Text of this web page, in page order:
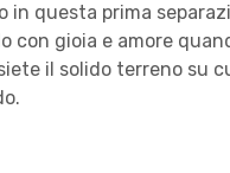
in questa prima
con gioia e amore
il solido terreno su